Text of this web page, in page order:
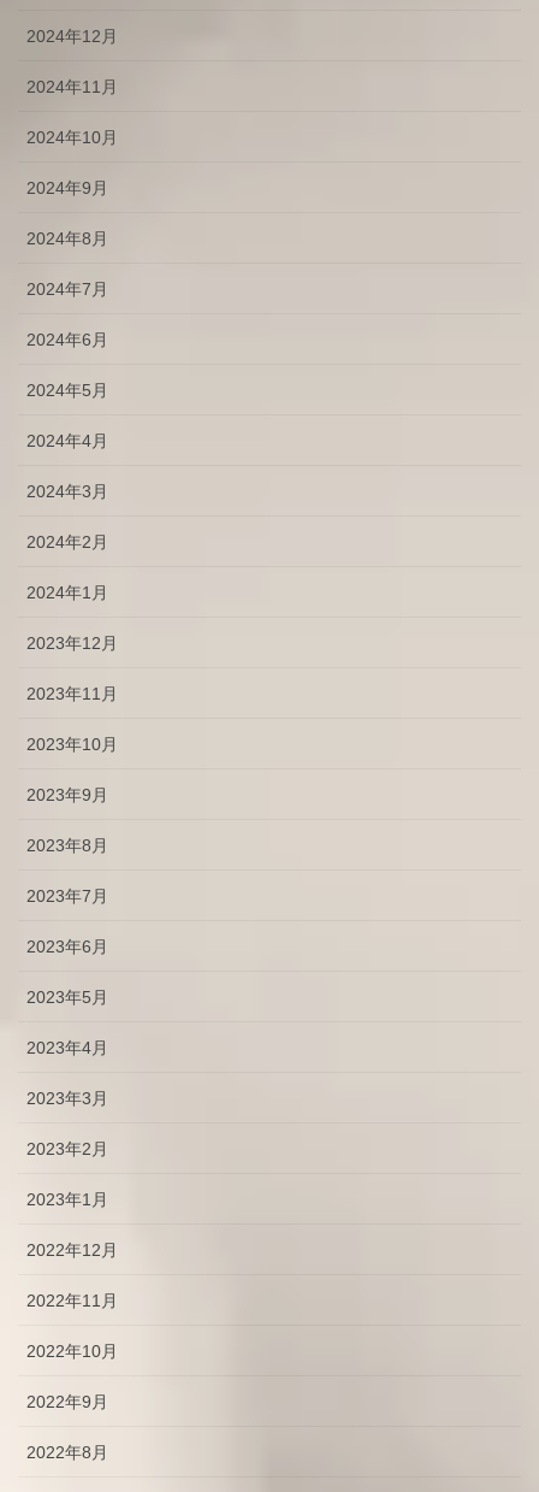
2024年12月
2024年11月
2024年10月
2024年9月
2024年8月
2024年7月
2024年6月
2024年5月
2024年4月
2024年3月
2024年2月
2024年1月
2023年12月
2023年11月
2023年10月
2023年9月
2023年8月
2023年7月
2023年6月
2023年5月
2023年4月
2023年3月
2023年2月
2023年1月
2022年12月
2022年11月
2022年10月
2022年9月
2022年8月